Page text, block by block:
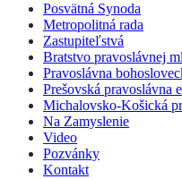
Posvätná Synoda
Metropolitná rada
Zastupiteľstvá
Bratstvo pravoslávnej
Pravoslávna
Prešovská pravoslávna
Michalovsko-Košická
Na Zamyslenie
Video
Pozvánky
Kontakt